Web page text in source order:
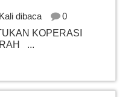
dibaca
0
KOPERASI
...